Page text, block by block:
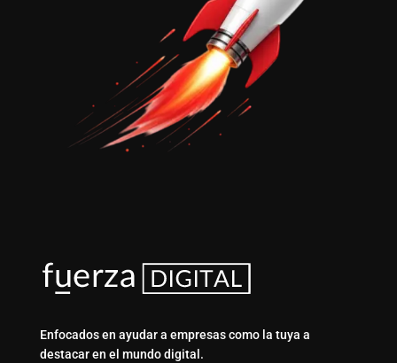
Enfocados en ayudar a empresas como la tuya a
destacar en el mundo digital.